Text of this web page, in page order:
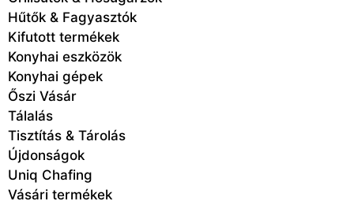
Hűtők & Fagyasztók
Kifutott termékek
Konyhai eszközök
Konyhai gépek
Őszi Vásár
Tálalás
Tisztítás & Tárolás
Újdonságok
Uniq Chafing
Vásári termékek